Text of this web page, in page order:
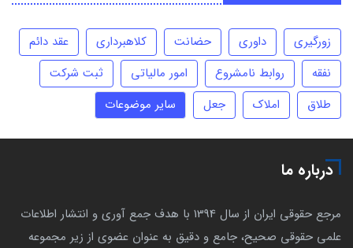
زورگیری داوری حضانت کلاهبرداری
عقد دائم
نفقه
روابط نامشروع امور مالیاتی
ثبت شرکت
طلاق
املاک جعل سایر موضوعات
درباره ما
مرجع حقوقی ایران از سال 1394 با هدف جمع آوری و انتشار اطلاعات
علمی حقوقی صحیح، جامع و دقیق به عنوان عضوی از زیر مجموعه